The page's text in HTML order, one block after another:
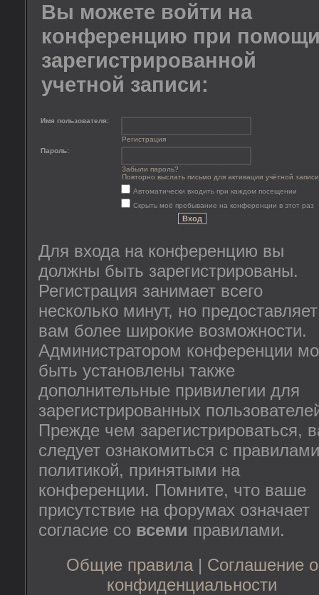
Вы можете войти на
конференцию при
зарегистрированной
учетной записи:
Имя пользователя:
Регистрация
Пароль:
Забыли пароль?
Повторно выслать письмо для активации учётной записи
Автоматически входить при каждом посещении
Скрыть моё пребывание на конференции в этот раз
Для входа на конференцию вы
должны быть зарегистрированы.
Регистрация занимает всего
несколько минут, но предоставляет
вам более широкие возможности.
Администратором конференции
быть установлены также
дополнительные привилегии для
зарегистрированных
Прежде чем зарегистрироваться,
следует ознакомиться с
политикой, принятыми на
конференции. Помните, что ваше
присутствие на форумах означает
согласие со всеми правилами.
Общие правила| Соглашение о
конфиденциальности